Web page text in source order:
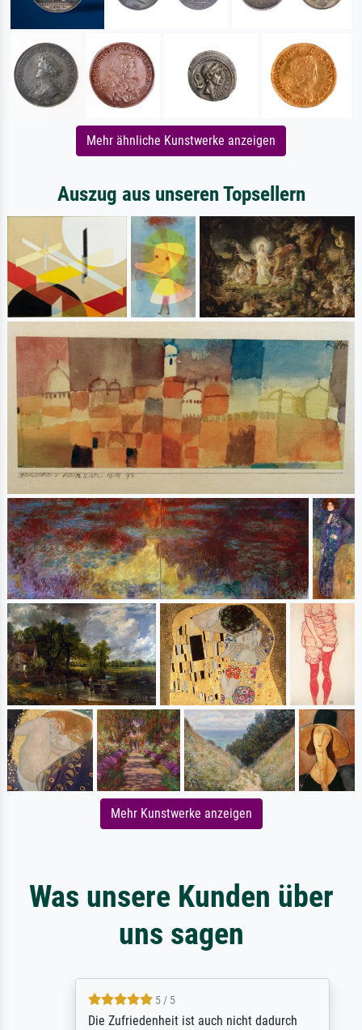
Mehr ähnliche Kunstwerke anzeigen
Auszug aus unseren Topsellern
Mehr Kunstwerke anzeigen
Was unsere Kunden über
uns sagen
5 / 5
Die Zufriedenheit ist auch nicht dadurch